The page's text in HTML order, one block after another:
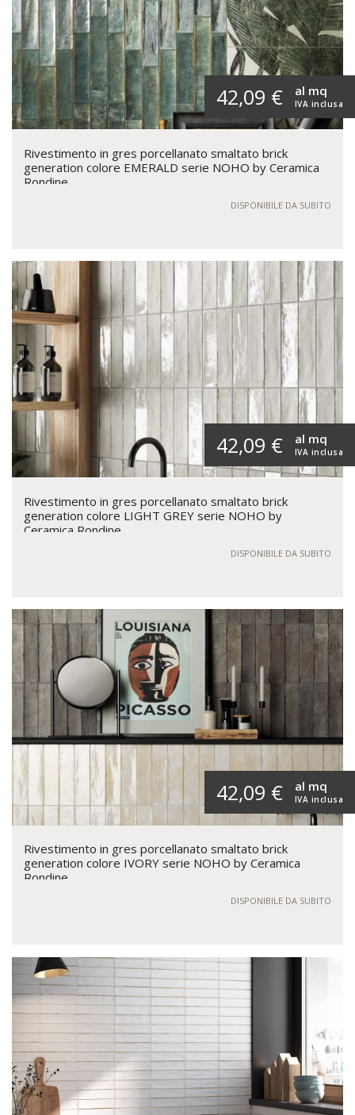
42,09 € IVA inclusa
al mq
Rivestimento in gres porcellanato smaltato brick
generation colore EMERALD serie NOHO by Ceramica
Rondine
DISPONIBILE DA SUBITO
42,09 € IVA inclusa
al mq
Rivestimento in gres porcellanato smaltato brick
generation colore LIGHT GREY serie NOHO by
Ceramica Rondine
DISPONIBILE DA SUBITO
42,09 € IVA inclusa
al mq
Rivestimento in gres porcellanato smaltato brick
generation colore IVORY serie NOHO by Ceramica
Rondine
DISPONIBILE DA SUBITO